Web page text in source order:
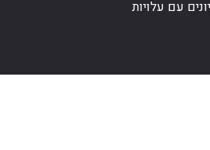
עם עלויות